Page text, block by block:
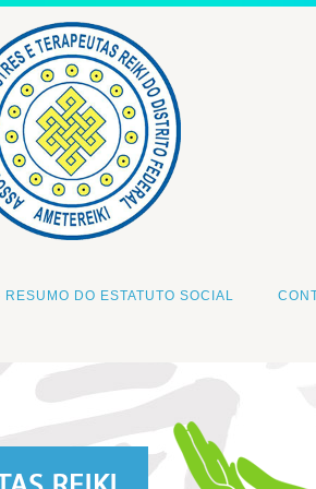
DO ESTATUTO SOCIAL